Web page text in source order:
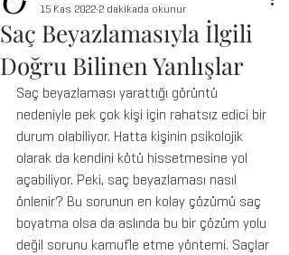
Saç Beyazlamasıyla İlgili
Doğru Bilinen Yanlışlar
15 Kas 2022 2 dakikada okunur
Saç beyazlaması yarattığı görüntü
nedeniyle pek çok kişi için rahatsız edici bir
durum olabiliyor. Hatta kişinin psikolojik
olarak da kendini kötü hissetmesine yol
açabiliyor. Peki, saç beyazlaması nasıl
önlenir? Bu sorunun en kolay çözümü saç
boyatma olsa da aslında bu bir çözüm yolu
değil sorunu kamufle etme yöntemi. Saçlar